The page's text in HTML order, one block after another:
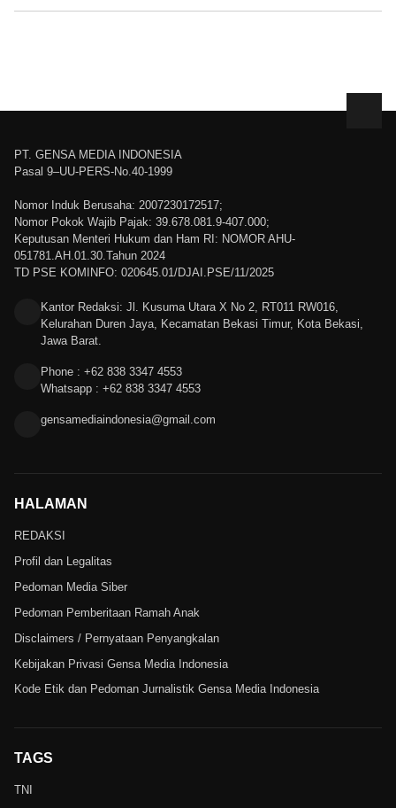
PT. GENSA MEDIA INDONESIA
Pasal 9–UU-PERS-No.40-1999
Nomor Induk Berusaha: 2007230172517;
Nomor Pokok Wajib Pajak: 39.678.081.9-407.000;
Keputusan Menteri Hukum dan Ham RI: NOMOR AHU-
051781.AH.01.30.Tahun 2024
TD PSE KOMINFO: 020645.01/DJAI.PSE/11/2025
Kantor Redaksi: Jl. Kusuma Utara X No 2, RT011 RW016,
Kelurahan Duren Jaya, Kecamatan Bekasi Timur, Kota Bekasi,
Jawa Barat.
Phone : +62 838 3347 4553
Whatsapp : +62 838 3347 4553
gensamediaindonesia@gmail.com
HALAMAN
REDAKSI
Profil dan Legalitas
Pedoman Media Siber
Pedoman Pemberitaan Ramah Anak
Disclaimers / Pernyataan Penyangkalan
Kebijakan Privasi Gensa Media Indonesia
Kode Etik dan Pedoman Jurnalistik Gensa Media Indonesia
TAGS
TNI